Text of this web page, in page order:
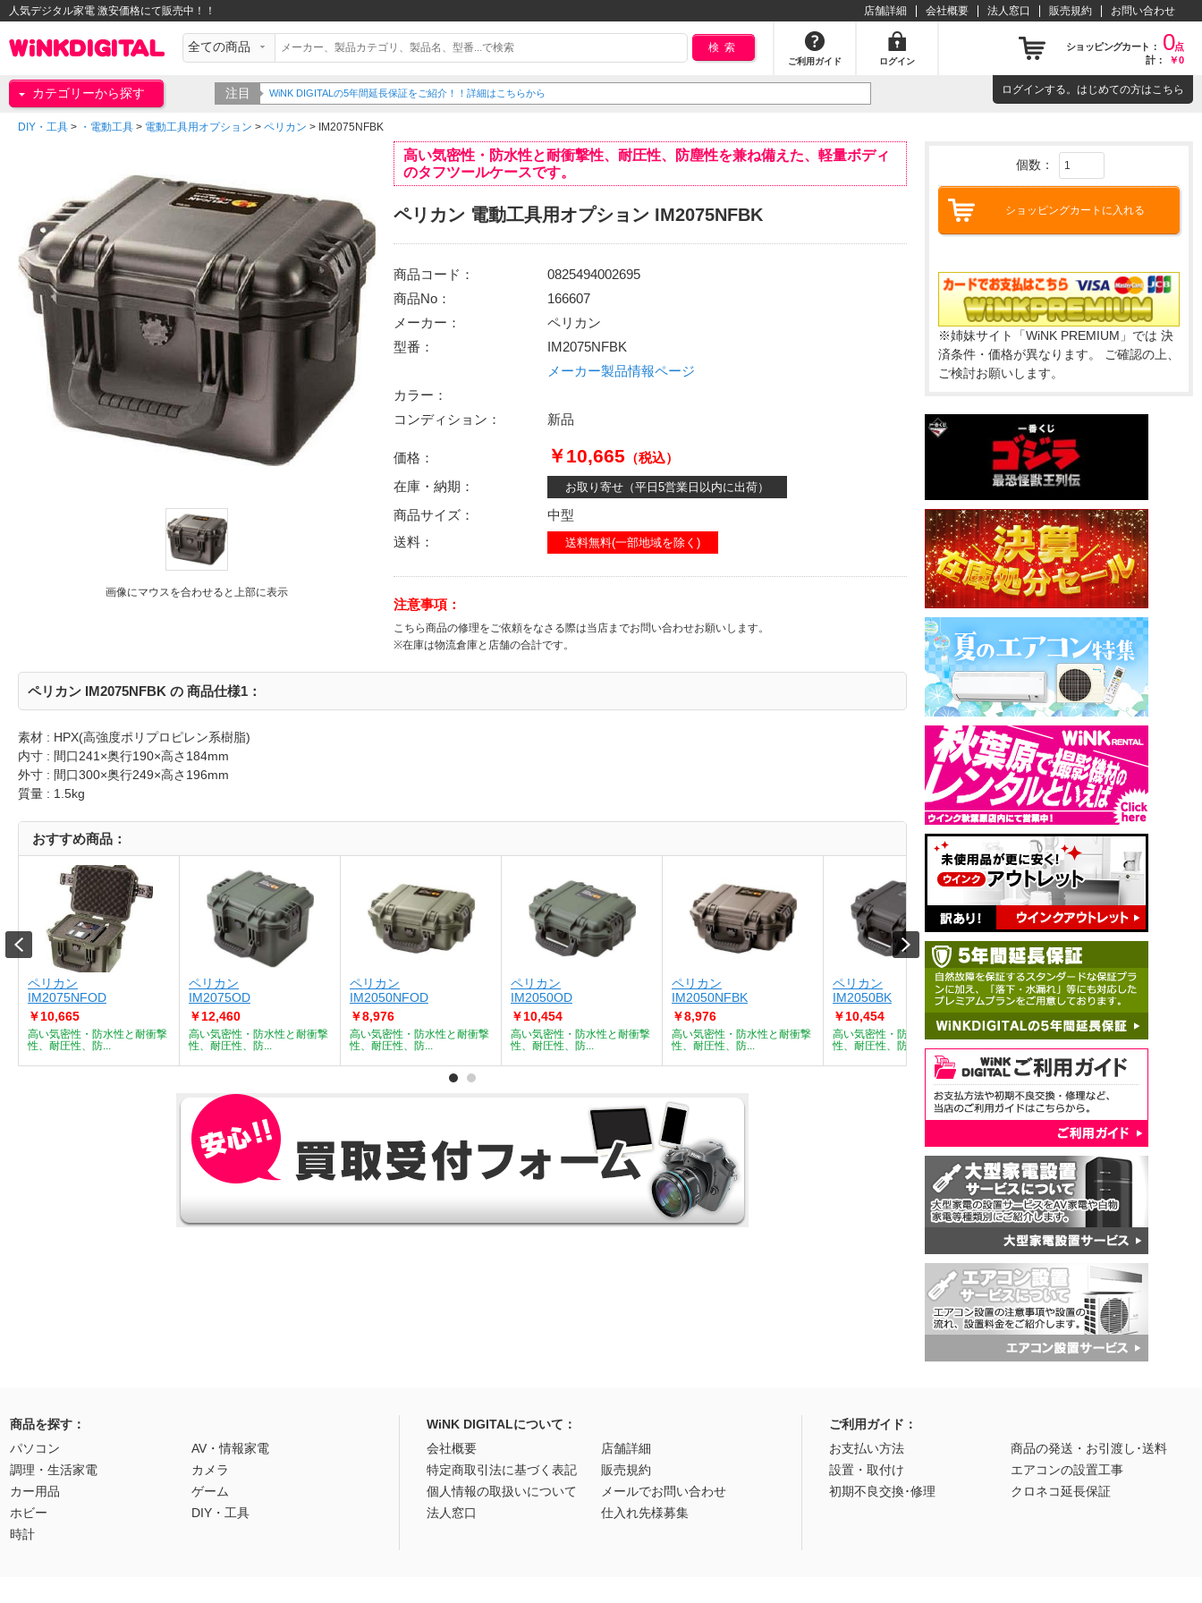
人気デジタル家電 激安価格にて販売中！！ 店舗詳細 会社概要 法人窓口 販売規約 お問い合わせ
検索
ご利用ガイド ログイン
ショッピングカート： 0点
計：
￥0
カテゴリーから探す 注目 WiNK DIGITALの5年間延長保証をご紹介！！詳細はこちらから ログインする。はじめての方はこちら
DIY・工具 > ・電動工具 > 電動工具用オプション > ペリカン > IM2075NFBK
画像にマウスを合わせると上部に表示
高い気密性・防水性と耐衝撃性、耐圧性、防塵性を兼ね備えた、軽量ボディ
のタフツールケースです。
ペリカン 電動工具用オプション IM2075NFBK
商品コード：
0825494002695
商品No：
166607
メーカー：
ペリカン
型番：
IM2075NFBK
メーカー製品情報ページ
カラー：
コンディション：
新品
価格： ￥10,665 （税込）
在庫・納期：
お取り寄せ（平日5営業日以内に出荷）
商品サイズ：
中型
送料：
送料無料(一部地域を除く)
注意事項：
こちら商品の修理をご依頼をなさる際は当店までお問い合わせお願いします。
※在庫は物流倉庫と店舗の合計です。
ペリカン IM2075NFBK の 商品仕様1：
素材 : HPX(高強度ポリプロピレン系樹脂)
内寸 : 間口241×奥行190×高さ184mm
外寸 : 間口300×奥行249×高さ196mm
質量 : 1.5kg
おすすめ商品：
ペリカン
IM2075NFOD
￥10,665
高い気密性・防水性と耐衝撃
性、耐圧性、防...
ペリカン
IM2075OD
￥12,460
高い気密性・防水性と耐衝撃
性、耐圧性、防...
ペリカン
IM2050NFOD
￥8,976
高い気密性・防水性と耐衝撃
性、耐圧性、防...
ペリカン
IM2050OD
￥10,454
高い気密性・防水性と耐衝撃
性、耐圧性、防...
ペリカン
IM2050NFBK
￥8,976
高い気密性・防水性と耐衝撃
性、耐圧性、防...
ペリカン
IM2050BK
￥10,454
高い気密性・防水性と耐衝撃
性、耐圧性、防...
ペリカン
IM2075NFOD
￥10,665
高い気密性・防水性と耐衝撃
個数：
ショッピングカートに入れる
※姉妹サイト「WiNK PREMIUM」では 決
済条件・価格が異なります。 ご確認の上、
ご検討お願いします。
商品を探す：
パソコン
AV・情報家電
調理・生活家電
カメラ
カー用品
ゲーム
ホビー
DIY・工具
時計
WiNK DIGITALについて：
会社概要
店舗詳細
特定商取引法に基づく表記
販売規約
個人情報の取扱いについて
メールでお問い合わせ
法人窓口
仕入れ先様募集
ご利用ガイド：
お支払い方法
商品の発送・お引渡し･送料
設置・取付け
エアコンの設置工事
初期不良交換･修理
クロネコ延長保証